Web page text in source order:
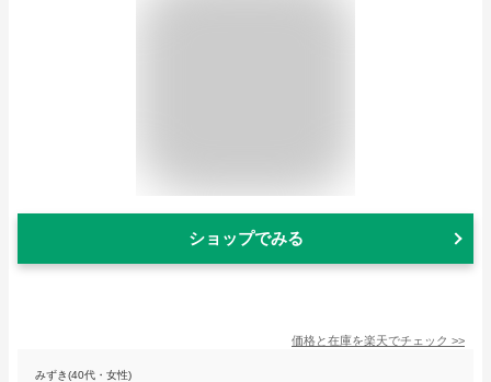
ショップでみる
価格と在庫を楽天でチェック >>
みずき(40代・女性)